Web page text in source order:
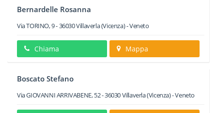
Bernardelle Rosanna
Via TORINO, 9-36030Villaverla(Vicenza) -Veneto
Chiama Mappa
Boscato Stefano
Via GIOVANNI ARRIVABENE, 52-36030Villaverla(Vicenza) -Veneto